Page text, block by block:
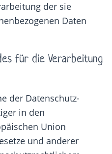
der sie
Daten
für die Verarbeitung
der Datenschutz-
in den
Union
und anderer